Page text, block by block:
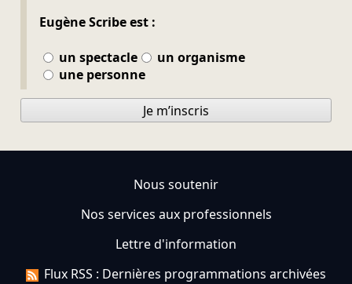
Eugène Scribe est :
un spectacle
un organisme
une personne
Je m’inscris
Nous soutenir
Nos services aux professionnels
Lettre d'information
Flux RSS : Dernières programmations archivées